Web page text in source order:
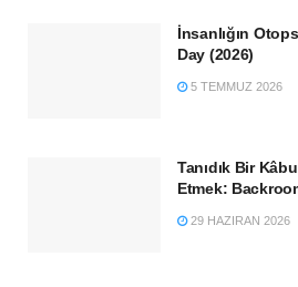
İnsanlığın
Day (2026)
5 TEMMUZ 2026
Tanıdık Bir
Etmek:
29 HAZIRAN 2026